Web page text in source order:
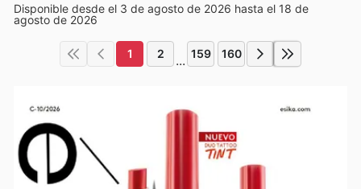
Disponible desde el 3 de agosto de 2026 hasta el 18 de
agosto de 2026
1 2 ... 159 160